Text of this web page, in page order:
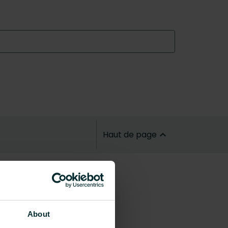
About
Haut de page